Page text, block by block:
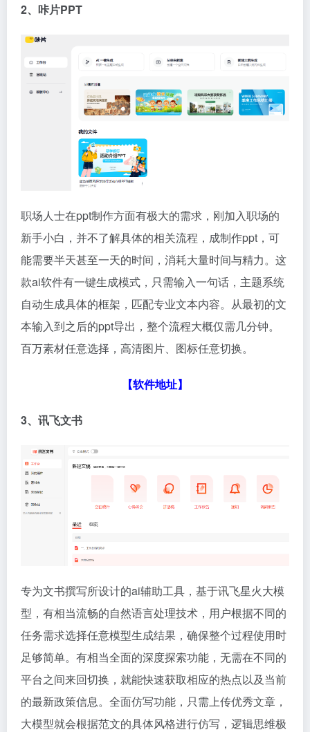
2、咔片PPT
职场人士在ppt制作方面有极大的需求，刚加入职场的
新手小白，并不了解具体的相关流程，成制作ppt，可
能需要半天甚至一天的时间，消耗大量时间与精力。这
款ai软件有一键生成模式，只需输入一句话，主题系统
自动生成具体的框架，匹配专业文本内容。从最初的文
本输入到之后的ppt导出，整个流程大概仅需几分钟。
百万素材任意选择，高清图片、图标任意切换。
【软件地址】
3、讯飞文书
专为文书撰写所设计的ai辅助工具，基于讯飞星火大模
型，有相当流畅的自然语言处理技术，用户根据不同的
任务需求选择任意模型生成结果，确保整个过程使用时
足够简单。有相当全面的深度探索功能，无需在不同的
平台之间来回切换，就能快速获取相应的热点以及当前
的最新政策信息。全面仿写功能，只需上传优秀文章，
大模型就会根据范文的具体风格进行仿写，逻辑思维极